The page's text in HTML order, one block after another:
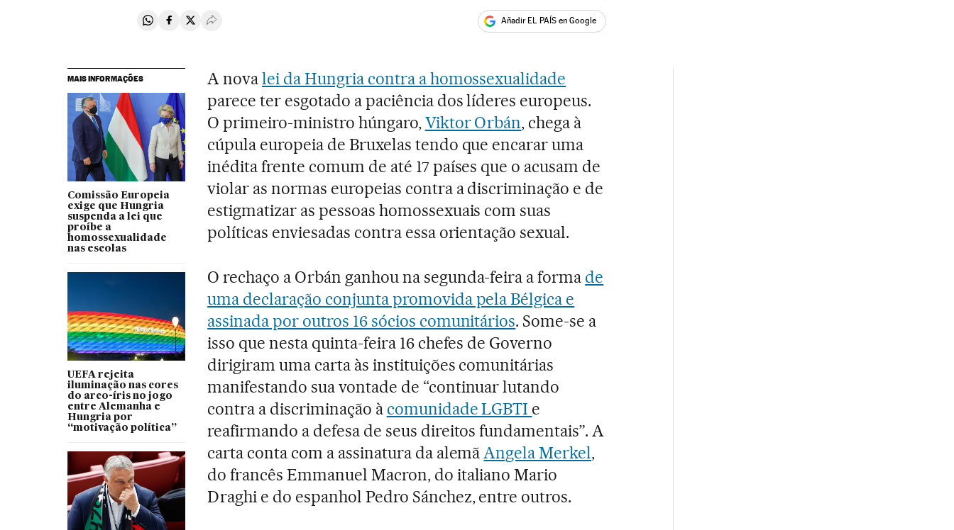
Compartir en Whatsapp
Compartir en Facebook
Compartir en Twitter
Desplegar Redes Sociales Añadir EL PAÍS en Google
MAIS INFORMAÇÕES
Comissão Europeia
exige que Hungria
suspenda a lei que
proíbe a
homossexualidade
nas escolas
UEFA rejeita
iluminação nas cores
do arco-íris no jogo
entre Alemanha e
Hungria por
“motivação política”
A novalei da Hungria contra a homossexualidade
parece ter esgotado a paciência dos líderes europeus.
O primeiro-ministro húngaro,Viktor Orbán, chega à
cúpula europeia de Bruxelas tendo que encarar uma
inédita frente comum de até 17 países que o acusam de
violar as normas europeias contra a discriminação e de
estigmatizar as pessoas homossexuais com suas
políticas enviesadas contra essa orientação sexual.
O rechaço a Orbán ganhou na segunda-feira a forma de
uma declaração conjunta promovida pela Bélgica e
assinada por outros 16 sócios comunitários. Some-se a
isso que nesta quinta-feira 16 chefes de Governo
dirigiram uma carta às instituições comunitárias
manifestando sua vontade de “continuar lutando
contra a discriminação à comunidade LGBTI e
reafirmando a defesa de seus direitos fundamentais”. A
carta conta com a assinatura da alemãAngela Merkel,
do francês Emmanuel Macron, do italiano Mario
Draghi e do espanhol Pedro Sánchez, entre outros.